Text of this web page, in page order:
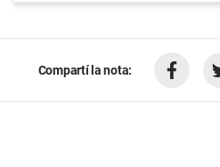
Compartí la nota: